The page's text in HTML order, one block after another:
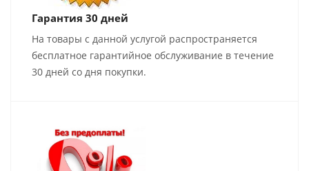
Гарантия 30 дней
На товары с данной услугой распространяется
бесплатное гарантийное обслуживание в течение
30 дней со дня покупки.